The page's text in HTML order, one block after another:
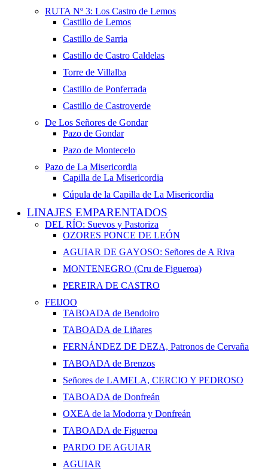
RUTA Nº 3: Los Castro de Lemos
Castillo de Lemos
Castillo de Sarria
Castillo de Castro Caldelas
Torre de Villalba
Castillo de Ponferrada
Castillo de Castroverde
De Los Señores de Gondar
Pazo de Gondar
Pazo de Montecelo
Pazo de La Misericordia
Capilla de La Misericordia
Cúpula de la Capilla de La Misericordia
LINAJES EMPARENTADOS
DEL RÍO: Suevos y Pastoriza
OZORES PONCE DE LEÓN
AGUIAR DE GAYOSO: Señores de A Riva
MONTENEGRO (Cru de Figueroa)
PEREIRA DE CASTRO
FEIJOO
TABOADA de Bendoiro
TABOADA de Liñares
FERNÁNDEZ DE DEZA, Patronos de Cervaña
TABOADA de Brenzos
Señores de LAMELA, CERCIO Y PEDROSO
TABOADA de Donfreán
OXEA de la Modorra y Donfreán
TABOADA de Figueroa
PARDO DE AGUIAR
AGUIAR